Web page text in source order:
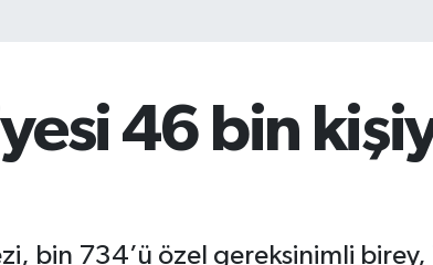
46 bin
bin 734’ü özel gereksinimli